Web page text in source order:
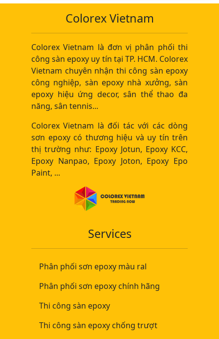
Colorex Vietnam
Colorex Vietnam là đơn vị phân phối thi
công sàn epoxy uy tín tại TP. HCM. Colorex
Vietnam chuyên nhận thi công sàn epoxy
công nghiệp, sàn epoxy nhà xưởng, sàn
epoxy hiệu ứng decor, sân thể thao đa
năng, sân tennis...
Colorex Vietnam là đối tác với các dòng
sơn epoxy có thương hiệu và uy tín trên
thị trường như: Epoxy Jotun, Epoxy KCC,
Epoxy Nanpao, Epoxy Joton, Epoxy Epo
Paint, ...
Services
Phân phối sơn epoxy màu ral
Phân phối sơn epoxy chính hãng
Thi công sàn epoxy
Thi công sàn epoxy chống trượt